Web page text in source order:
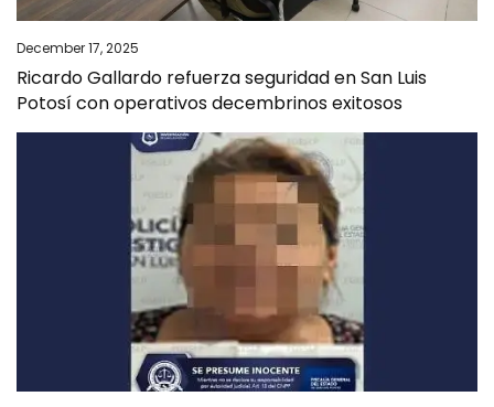
December 17, 2025
Ricardo Gallardo refuerza seguridad en San Luis
Potosí con operativos decembrinos exitosos